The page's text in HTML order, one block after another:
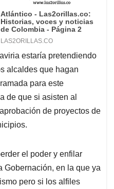
estaría pretendiendo
alcaldes que hagan
para este
de que si asisten al
de proyectos de
el poder y enfilar
Gobernación, en la que ya
pero si los alfiles